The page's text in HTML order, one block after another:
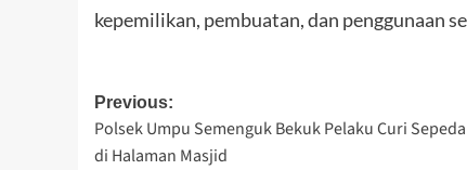
kepemilikan, pembuatan, dan penggunaan
Post
navigation
Previous:
Polsek Umpu Semenguk Bekuk Pelaku Curi
di Halaman Masjid